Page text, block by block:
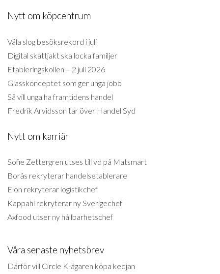
Nytt om köpcentrum
Väla slog besöksrekord i juli
Digital skattjakt ska locka familjer
Etableringskollen – 2 juli 2026
Glasskonceptet som ger unga jobb
Så vill unga ha framtidens handel
Fredrik Arvidsson tar över Handel Syd
Nytt om karriär
Sofie Zettergren utses till vd på Matsmart
Borås rekryterar handelsetablerare
Elon rekryterar logistikchef
Kappahl rekryterar ny Sverigechef
Axfood utser ny hållbarhetschef
Våra senaste nyhetsbrev
Därför vill Circle K-ägaren köpa kedjan